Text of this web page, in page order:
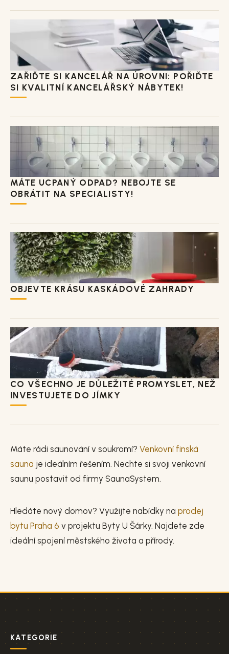
ZAŘIĎTE SI KANCELÁŘ NA ÚROVNI: POŘIĎTE
SI KVALITNÍ KANCELÁŘSKÝ NÁBYTEK!
MÁTE UCPANÝ ODPAD? NEBOJTE SE
OBRÁTIT NA SPECIALISTY!
OBJEVTE KRÁSU KASKÁDOVÉ ZAHRADY
CO VŠECHNO JE DŮLEŽITÉ PROMYSLET, NEŽ
INVESTUJETE DO JÍMKY
Máte rádi saunování v soukromí? Venkovní finská
sauna je ideálním řešením. Nechte si svoji venkovní
saunu postavit od firmy SaunaSystem.
Hledáte nový domov? Využijte nabídky na prodej
bytu Praha 6 v projektu Byty U Šárky. Najdete zde
ideální spojení městského života a přírody.
KATEGORIE